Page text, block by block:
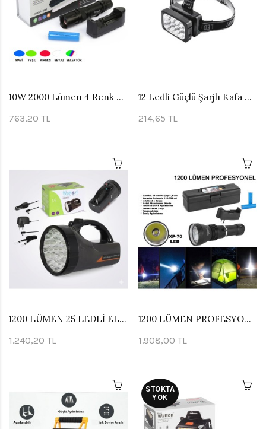
10W 2000 Lümen 4 Renk Güçlü EL Feneri Watton Wt-605
763,20 TL
12 Ledli Güçlü Şarjlı Kafa Lambası Watton -064/048
214,65 TL
1200 LÜMEN 25 LEDLİ EL FENERİ WATTON WT-239
1.240,20 TL
1200 LÜMEN PROFESYONEL ŞARJLI EL FENERİ WATTON WT-655
1.908,00 TL
STOKTA
YOK